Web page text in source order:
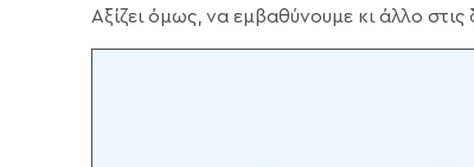
Αξίζει όμως, να εμβαθύνουμε κι άλλο